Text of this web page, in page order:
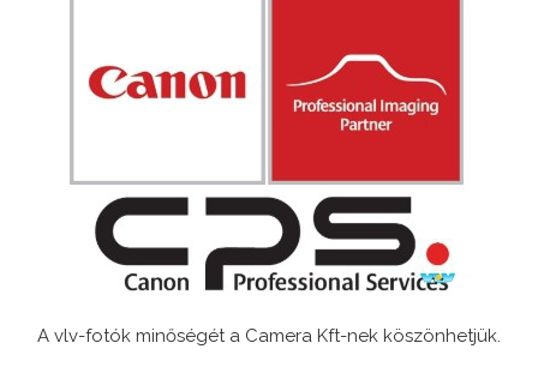
A vlv-fotók minőségét a Camera Kft-nek köszönhetjük.